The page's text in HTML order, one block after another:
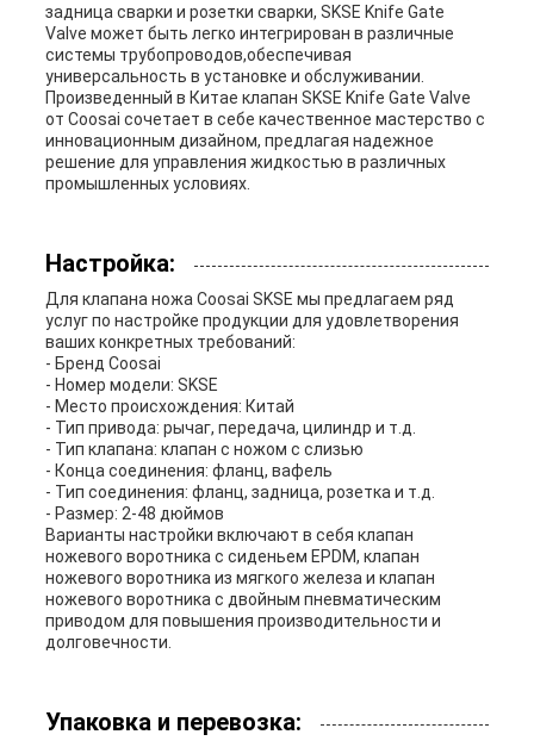
задница сварки и розетки сварки, SKSE Knife Gate
Valve может быть легко интегрирован в различные
системы трубопроводов,обеспечивая
универсальность в установке и обслуживании.
Произведенный в Китае клапан SKSE Knife Gate Valve
от Coosai сочетает в себе качественное мастерство с
инновационным дизайном, предлагая надежное
решение для управления жидкостью в различных
промышленных условиях.
Настройка:
Для клапана ножа Coosai SKSE мы предлагаем ряд
услуг по настройке продукции для удовлетворения
ваших конкретных требований:
- Бренд Coosai
- Номер модели: SKSE
- Место происхождения: Китай
- Тип привода: рычаг, передача, цилиндр и т.д.
- Тип клапана: клапан с ножом с слизью
- Конца соединения: фланц, вафель
- Тип соединения: фланц, задница, розетка и т.д.
- Размер: 2-48 дюймов
Варианты настройки включают в себя клапан
ножевого воротника с сиденьем EPDM, клапан
ножевого воротника из мягкого железа и клапан
ножевого воротника с двойным пневматическим
приводом для повышения производительности и
долговечности.
Упаковка и перевозка: